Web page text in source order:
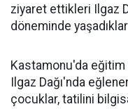
ziyaret ettikleri Ilgaz
döneminde
Kastamonu'da eğitim
Ilgaz Dağı'nda
çocuklar, tatilini